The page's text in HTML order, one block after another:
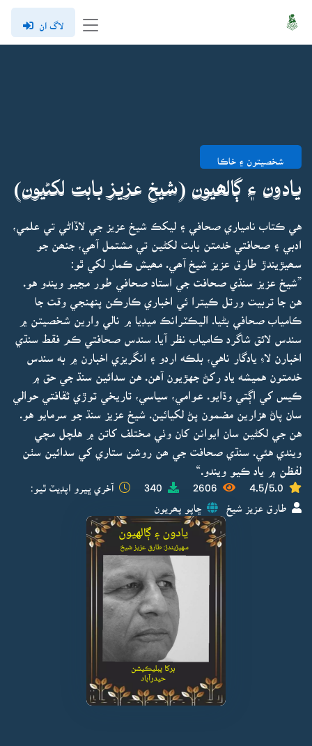
لاگ ان
شخصيتون ۽ خاڪا
يادون ۽ ڳالھيون (شيخ عزيز بابت لکڻيون)
هي ڪتاب نامياري صحافي ۽ ليکڪ شيخ عزيز جي لاڏاڻي تي علمي،
ادبي ۽ صحافتي خدمتن بابت لکڻين تي مشتمل آھي، جنھن جو
سھيڙيندڙ طارق عزيز شيخ آھي. مھيش ڪمار لکي ٿو:
”شيخ عزيز سنڌي صحافت جي استاد صحافي طور مڃيو ويندو هو.
هن جا تربيت ورتل ڪيترا ئي اخباري ڪارڪن پنهنجي وقت جا
ڪامياب صحافي بڻيا. اليڪٽرانڪ ميڊيا ۾ نالي وارين شخصيتن ۾
سندس لائق شاگرد ڪامياب نظر آيا. سندس صحافتي ڪم فقط سنڌي
اخبارن لاءِ يادگار ناهي، بلڪه اردو ۽ انگريزي اخبارن ۾ به سندس
خدمتون هميشه ياد رکڻ جهڙيون آهن. هن سدائين سنڌ جي حق ۾
ڪيس کي اڳتي وڌايو. عوامي، سياسي، تاريخي توڙي ثقافتي حوالي
سان پاڻ هزارين مضمون پڻ لکيائين. شيخ عزيز سنڌ جو سرمايو هو.
هن جي لکڻين سان ايوانن کان وٺي مختلف کاتن ۾ هلچل مچي
ويندي هئي. سنڌي صحافت جي ھن روشن ستاري کي سدائين سٺن
لفظن ۾ ياد ڪيو ويندو.“
4.5/5.0
2606
340 آخري ڀيرو اپڊيٽ ٿيو:
طارق عزيز شيخ ڇاپو پھريون